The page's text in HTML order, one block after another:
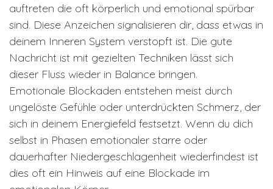
auftreten die oft körperlich und emotional spürbar
sind. Diese Anzeichen signalisieren dir, dass etwas in
deinem Inneren System verstopft ist. Die gute
Nachricht ist mit gezielten Techniken lässt sich
dieser Fluss wieder in Balance bringen.
Emotionale Blockaden entstehen meist durch
ungelöste Gefühle oder unterdrückten Schmerz, der
sich in deinem Energiefeld festsetzt. Wenn du dich
selbst in Phasen emotionaler starre oder
dauerhafter Niedergeschlagenheit wiederfindest ist
dies oft ein Hinweis auf eine Blockade im